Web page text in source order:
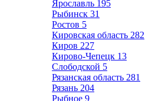
Ярославль 195
Рыбинск 31
Ростов 5
Кировская область 282
Киров 227
Кирово-Чепецк 13
Слободской 5
Рязанская область 281
Рязань 204
Рыбное 9